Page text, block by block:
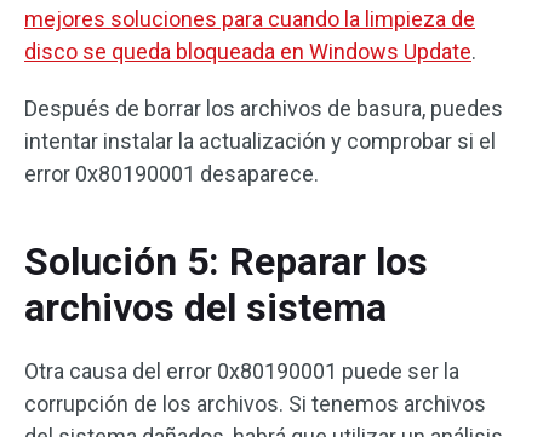
mejores soluciones para cuando la limpieza de
disco se queda bloqueada en Windows Update.
Después de borrar los archivos de basura, puedes
intentar instalar la actualización y comprobar si el
error 0x80190001 desaparece.
Solución 5: Reparar los
archivos del sistema
Otra causa del error 0x80190001 puede ser la
corrupción de los archivos. Si tenemos archivos